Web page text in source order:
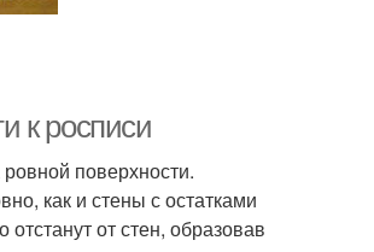
к росписи
поверхности.
как и стены с остатками
от стен, образовав